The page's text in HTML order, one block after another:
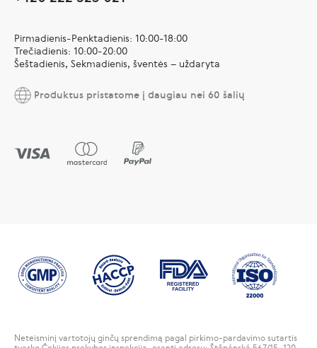
Pirmadienis-Penktadienis: 10:00-18:00
Trečiadienis: 10:00-20:00
Šeštadienis, Sekmadienis, šventės – uždaryta
Produktus pristatome į daugiau nei 60 šalių
Neteisminį vartotojų ginčų sprendimą pagal pirkimo-pardavimo sutartis